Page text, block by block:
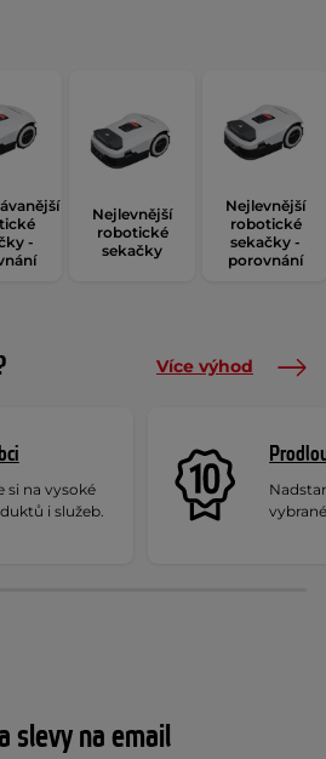
-
Nejlevnější
robotické
sekačky
Nejlevnější
robotické
sekačky -
porovnání
Více výhod
si na vysoké
i služeb.
slevy na email